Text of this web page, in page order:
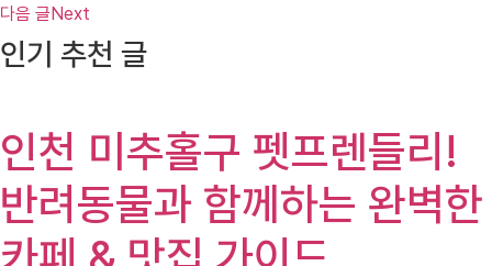
다음 글Next
인기 추천 글
인천 미추홀구 펫프렌들리!
반려동물과 함께하는 완벽한